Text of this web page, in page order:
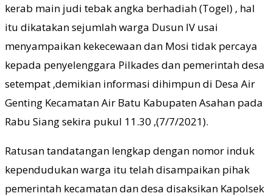
kerab main judi tebak angka berhadiah (Togel) , hal
itu dikatakan sejumlah warga Dusun IV usai
menyampaikan kekecewaan dan Mosi tidak percaya
kepada penyelenggara Pilkades dan pemerintah desa
setempat ,demikian informasi dihimpun di Desa Air
Genting Kecamatan Air Batu Kabupaten Asahan pada
Rabu Siang sekira pukul 11.30 ,(7/7/2021).
Ratusan tandatangan lengkap dengan nomor induk
kependudukan warga itu telah disampaikan pihak
pemerintah kecamatan dan desa disaksikan Kapolsek